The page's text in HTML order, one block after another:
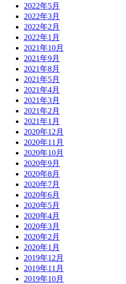
2022年5月
2022年3月
2022年2月
2022年1月
2021年10月
2021年9月
2021年8月
2021年5月
2021年4月
2021年3月
2021年2月
2021年1月
2020年12月
2020年11月
2020年10月
2020年9月
2020年8月
2020年7月
2020年6月
2020年5月
2020年4月
2020年3月
2020年2月
2020年1月
2019年12月
2019年11月
2019年10月